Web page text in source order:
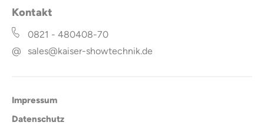
Kontakt
0821 - 480408-70
@
sales@kaiser-showtechnik.de
Impressum
Datenschutz